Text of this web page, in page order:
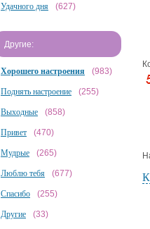
Удачного дня (627)
Другие:
Хорошего настроения (983)
Поднять настроение (255)
Выходные (858)
Привет (470)
Мудрые (265)
Люблю тебя (677)
Спасибо (255)
Другие (33)